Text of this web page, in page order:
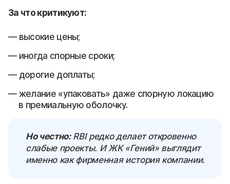
За что критикуют:
высокие цены;
иногда спорные сроки;
дорогие доплаты;
желание «упаковать» даже спорную локацию
в премиальную оболочку.
Но честно:RBI редко делает откровенно
слабые проекты. И ЖК «Гений» выглядит
именно как фирменная история компании.